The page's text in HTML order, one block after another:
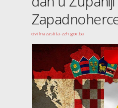
civilnazastita-zzh.gov.ba